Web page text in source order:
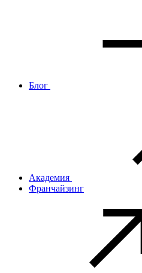
Блог
Академия
Франчайзинг